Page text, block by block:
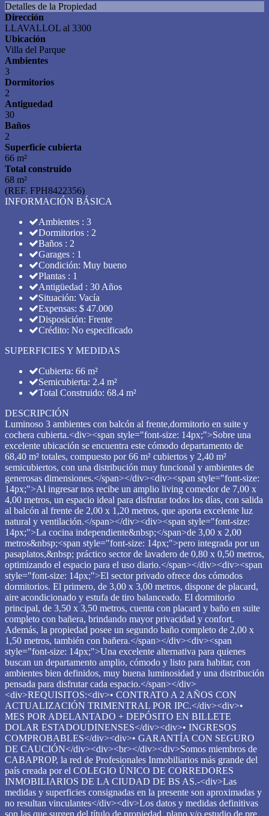
Detalles de la Propiedad
Dirección
LLAVALLOL al 3300
Ubicación
Villa del Parque
Ambientes
3
Dormitorios
2
Antiguedad
30
Baños
2
Superficie cubierta
66 m²
Total construido
68 m²
(REF. FPH8422356)
INFORMACIÓN BÁSICA
Ambientes : 3
Dormitorios : 2
Baños : 2
Garages : 1
Condición: Muy bueno
Plantas : 1
Antigüedad : 30 Años
Situación: Vacía
Expensas: $ 47.000
Disposición: Frente
Crédito: No especificado
SUPERFICIES Y MEDIDAS
Cubierta: 66 m²
Semicubierta: 2.4 m²
Total Construido: 68.4 m²
DESCRIPCIÓN
Luminoso 3 ambientes con balcón al frente,dormitorio en suite y
cochera cubierta.<div><span style="font-size: 14px;">Sobre una
excelente ubicación se encuentra este cómodo departamento de
68,40 m² totales, compuesto por 66 m² cubiertos y 2,40 m²
semicubiertos, con una distribución muy funcional y ambientes de
generosas dimensiones.</span></div><div><span style="font-size:
14px;">Al ingresar nos recibe un amplio living comedor de 7,00 x
4,00 metros, un espacio ideal para disfrutar todos los días, con salida
al balcón al frente de 2,00 x 1,20 metros, que aporta excelente luz
natural y ventilación.</span></div><div><span style="font-size:
14px;">La cocina independiente&nbsp;</span>de 3,00 x 2,00
metros&nbsp;<span style="font-size: 14px;">pero integrada por un
pasaplatos,&nbsp; práctico sector de lavadero de 0,80 x 0,50 metros,
optimizando el espacio para el uso diario.</span></div><div><span
style="font-size: 14px;">El sector privado ofrece dos cómodos
dormitorios. El primero, de 3,00 x 3,00 metros, dispone de placard,
aire acondicionado y estufa de tiro balanceado. El dormitorio
principal, de 3,50 x 3,50 metros, cuenta con placard y baño en suite
completo con bañera, brindando mayor privacidad y confort.
Además, la propiedad posee un segundo baño completo de 2,00 x
1,50 metros, también con bañera.</span></div><div><span
style="font-size: 14px;">Una excelente alternativa para quienes
buscan un departamento amplio, cómodo y listo para habitar, con
ambientes bien definidos, muy buena luminosidad y una distribución
pensada para disfrutar cada espacio.</span></div>
<div>REQUISITOS:<div>• CONTRATO A 2 AÑOS CON
ACTUALIZACIÓN TRIMENTRAL POR IPC.</div><div>•
MES POR ADELANTADO + DEPÓSITO EN BILLETE
DOLAR ESTADOUDINENSES</div><div>• INGRESOS
COMPROBABLES</div><div>• GARANTÍA CON SEGURO
DE CAUCIÓN</div><div><br></div><div>Somos miembros de
CABAPROP, la red de Profesionales Inmobiliarios más grande del
país creada por el COLEGIO ÚNICO DE CORREDORES
INMOBILIARIOS DE LA CIUDAD DE BS AS.-<div>Las
medidas y superficies consignadas en la presente son aproximadas y
no resultan vinculantes</div><div>Los datos y medidas definitivas
son las que surgen del título de propiedad, plano y/o estudio de pre